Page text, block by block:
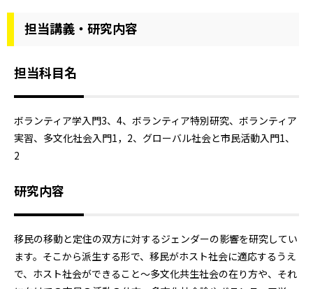
担当講義・研究内容
担当科目名
ボランティア学入門3、4、ボランティア特別研究、ボランティア
実習、多文化社会入門1，2、グローバル社会と市民活動入門1、
2
研究内容
移民の移動と定住の双方に対するジェンダーの影響を研究してい
ます。そこから派生する形で、移民がホスト社会に適応するうえ
で、ホスト社会ができること～多文化共生社会の在り方や、それ